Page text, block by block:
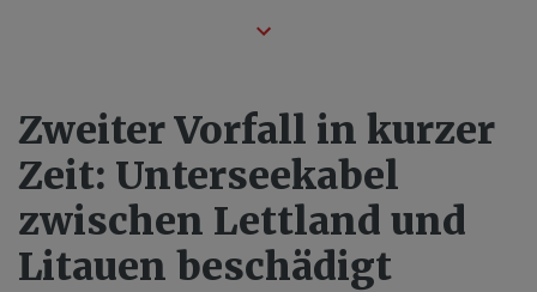
Zweiter Vorfall in kurzer
Zeit: Unterseekabel
zwischen Lettland und
Litauen beschädigt